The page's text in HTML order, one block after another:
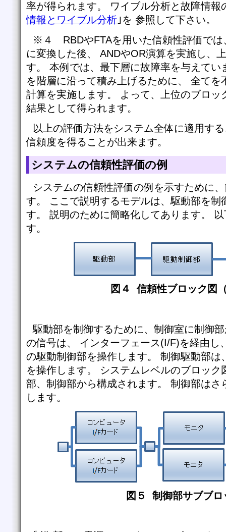
率が得られます。 ワイブル分析と故障情報
情報とワイブル分析 ｣を 参照して下さい。
※４ RBDやFTAを用いた信頼性評価では
に変換した後、 ANDやOR演算を実施し、
す。 本例では、最下層に故障率を与えてい
を階層に沿って積み上げるために、 全てを
計算を実施します。 よって、上位のブロッ
結果として得られます。
以上の評価方法をシステム全体に適用す
信頼度を得ることが出来ます。
システムの信頼性評価の例
システムの信頼性評価の例を示すために
す。 ここで説明するモデルは、駆動部を制
す。 説明のために簡略化してあります。
す。
図４ 信頼性ブロック図
駆動部を制御するために、制御室に制御
の信号は、 インターフェース(I/F)を経由し
の駆動制御部を操作します。 制御駆動部は
を操作します。 システムレベルのブロック
部、制御部から構成されます。 制御部はさ
します。
図５ 制御部サブブロ